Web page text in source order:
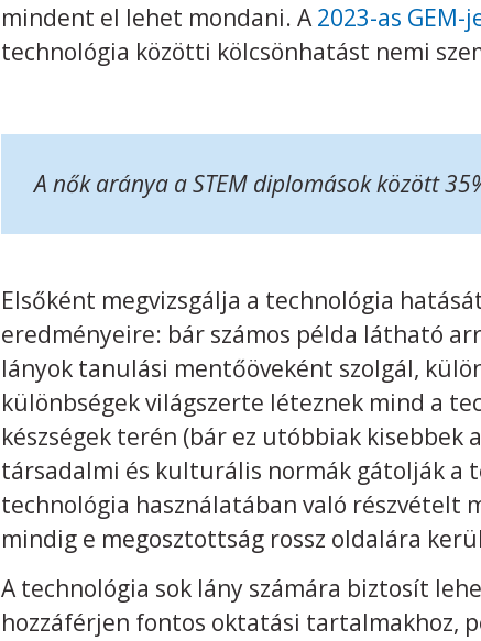
mindent el lehet mondani. A 2023-as GEM-
technológia közötti kölcsönhatást nemi
A nők aránya a STEM diplomások között
Elsőként megvizsgálja a technológia
eredményeire: bár számos példa látható
lányok tanulási mentőöveként szolgál,
különbségek világszerte léteznek mind a
készségek terén (bár ez utóbbiak
társadalmi és kulturális normák gátolják a
technológia használatában való részvételt
mindig e megosztottság rossz oldalára
A technológia sok lány számára biztosít
hozzáférjen fontos oktatási tartalmakhoz,